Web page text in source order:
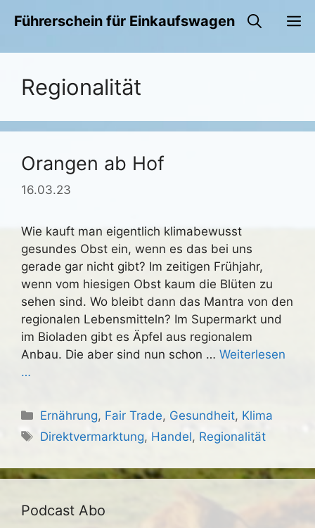
InhaltFührerschein für Einkaufswagen
Regionalität
Orangen ab Hof
16.03.23
Wie kauft man eigentlich klimabewusst
gesundes Obst ein, wenn es das bei uns
gerade gar nicht gibt? Im zeitigen Frühjahr,
wenn vom hiesigen Obst kaum die Blüten zu
sehen sind. Wo bleibt dann das Mantra von den
regionalen Lebensmitteln? Im Supermarkt und
im Bioladen gibt es Äpfel aus regionalem
Anbau. Die aber sind nun schon … Weiterlesen
…
Kategorien
Ernährung, Fair Trade, Gesundheit, Klima
Schlagwörter
Direktvermarktung, Handel, Regionalität
Podcast Abo